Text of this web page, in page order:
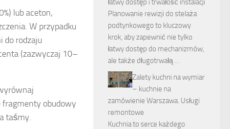
lub aceton,
W przypadku
do rodzaju
(zazwyczaj 10–
obudowy
taśmy.
łatwy dostęp i trwałość instalacji
Planowanie rewizji do stelaża
podtynkowego to kluczowy
krok, aby zapewnić nie tylko
łatwy dostęp do mechanizmów,
ale także długotrwałą …
Zalety kuchni na wymiar
– kuchnie na
zamówienie Warszawa. Usługi
remontowe
Kuchnia to serce każdego